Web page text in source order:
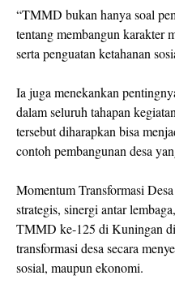
“TMMD bukan hanya soal
tentang membangun karakter
serta penguatan ketahanan
Ia juga menekankan
dalam seluruh tahapan
tersebut diharapkan bisa
contoh pembangunan desa
Momentum Transformasi
strategis, sinergi antar
TMMD ke-125 di Kuningan
transformasi desa secara
sosial, maupun ekonomi.